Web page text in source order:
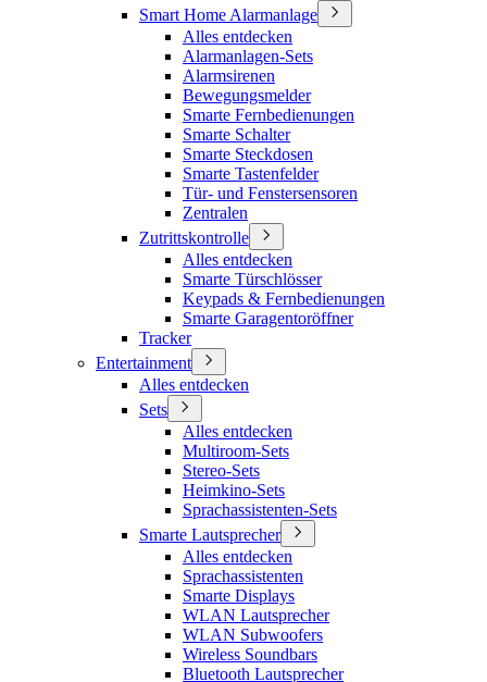
Smart Home Alarmanlage
Alles entdecken
Alarmanlagen-Sets
Alarmsirenen
Bewegungsmelder
Smarte Fernbedienungen
Smarte Schalter
Smarte Steckdosen
Smarte Tastenfelder
Tür- und Fenstersensoren
Zentralen
Zutrittskontrolle
Alles entdecken
Smarte Türschlösser
Keypads & Fernbedienungen
Smarte Garagentoröffner
Tracker
Entertainment
Alles entdecken
Sets
Alles entdecken
Multiroom-Sets
Stereo-Sets
Heimkino-Sets
Sprachassistenten-Sets
Smarte Lautsprecher
Alles entdecken
Sprachassistenten
Smarte Displays
WLAN Lautsprecher
WLAN Subwoofers
Wireless Soundbars
Bluetooth Lautsprecher